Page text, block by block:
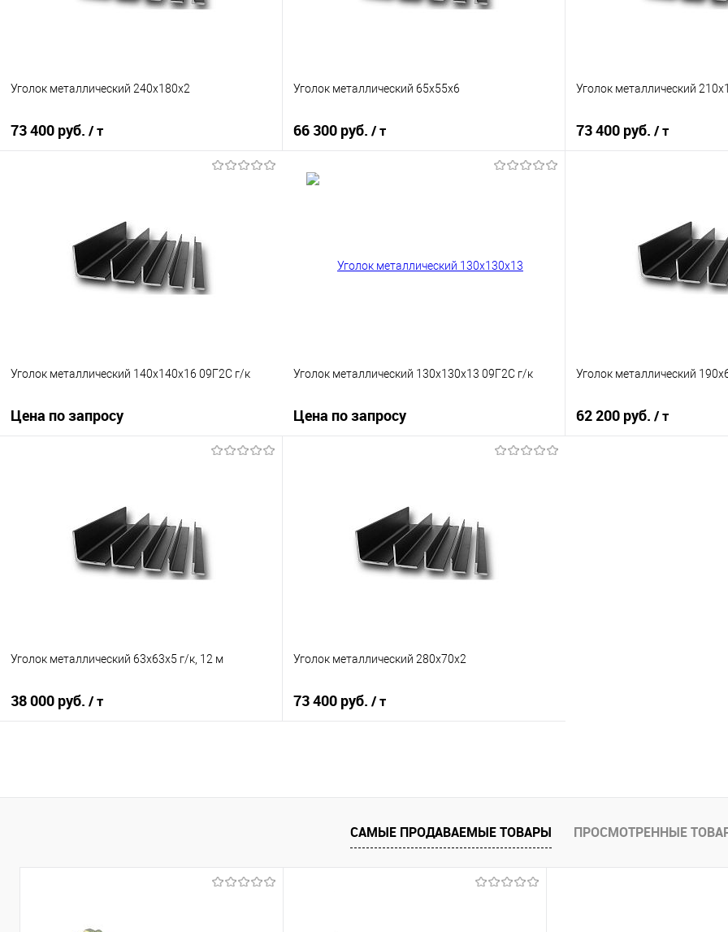
Уголок металлический 240х180х2
73 400 руб. / т
Купить в 1 клик
Сравнение
В избранное
Под заказ
Уголок металлический 65х55х6
66 300 руб. / т
В избранное
Под заказ
Уголок металлический
73 400 руб. / т
Купить в 1 клик
В избранное
Уголок металлический 140х140х16 09Г2С г/к
Цена по запросу
Купить в 1 клик
Сравнение
В избранное
Под заказ
Уголок металлический 130х130х13 09Г2С г/к
Цена по запросу
Купить в 1 клик
Сравнение
В избранное
Под заказ
Уголок металлический
62 200 руб. / т
Уголок металлический 63х63х5 г/к, 12 м
38 000 руб. / т
Уголок металлический 280х70х2
73 400 руб. / т
В избранное
Под заказ
САМЫЕ ПРОДАВАЕМЫЕ ТОВАРЫ ПРОСМОТРЕННЫЕ